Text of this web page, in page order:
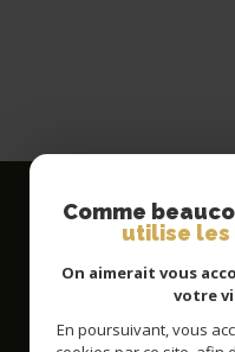
EFCO
03 89 89
Comme
utilise les
On aimerait vous
votre
En poursuivant, vous